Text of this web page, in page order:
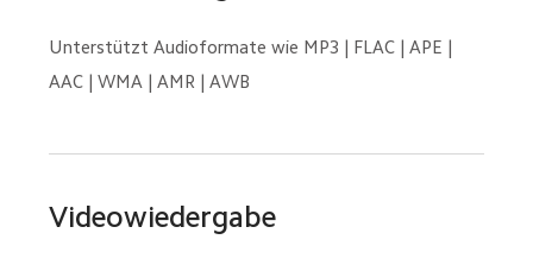
Unterstützt Audioformate wie MP3 | FLAC | APE |
AAC | WMA | AMR | AWB
Videowiedergabe